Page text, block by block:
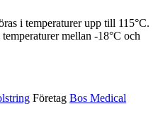
i temperaturer upp till 115°C.
mellan -18°C och
Företag Bos Medical